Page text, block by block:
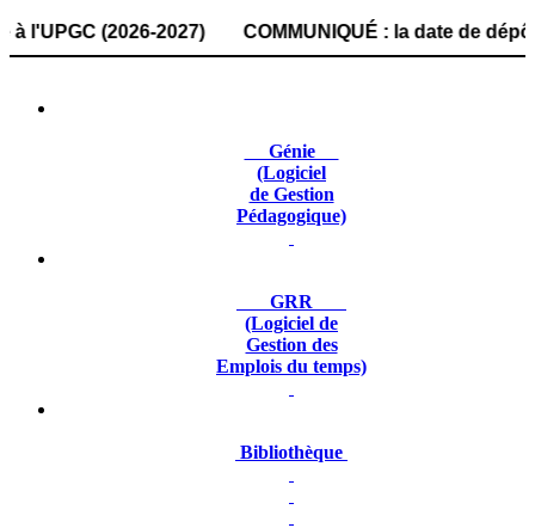
(2026-2027) COMMUNIQUÉ : la date de
Génie
(Logiciel
de Gestion
Pédagogique)
GRR
(Logiciel de
Gestion des
Emplois du temps)
Bibliothèque